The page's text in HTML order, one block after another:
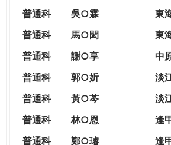
普通科
吳○霖
東
普通科
馬○閎
東
普通科
謝○享
中
普通科
郭○妡
淡
普通科
黃○芩
淡
普通科
林○恩
逢
普通科
鄭○璿
逢